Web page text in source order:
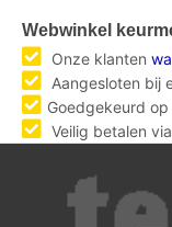
Webwinkel
Onze klanten
Aangesloten bij
Goedgekeurd
Veilig betalen